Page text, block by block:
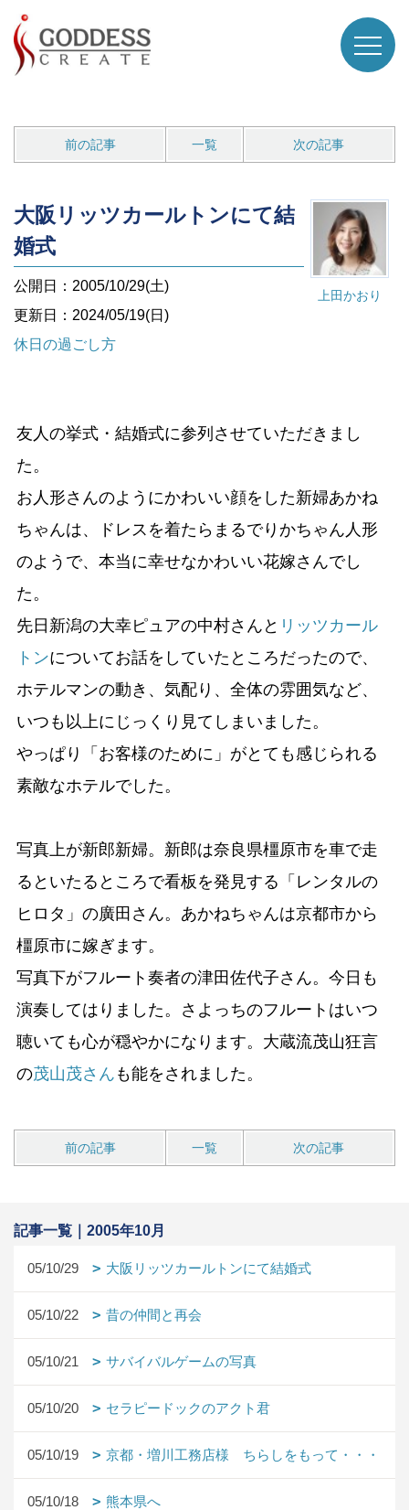
前の記事 一覧 次の記事
上田かおり
大阪リッツカールトンにて結
婚式
公開日：2005/10/29(土)
更新日：2024/05/19(日)
休日の過ごし方
友人の挙式・結婚式に参列させていただきまし
た。
お人形さんのようにかわいい顔をした新婦あかね
ちゃんは、ドレスを着たらまるでりかちゃん人形
のようで、本当に幸せなかわいい花嫁さんでし
た。
先日新潟の大幸ピュアの中村さんと リッツカール
トンについてお話をしていたところだったので、
ホテルマンの動き、気配り、全体の雰囲気など、
いつも以上にじっくり見てしまいました。
やっぱり「お客様のために」がとても感じられる
素敵なホテルでした。
写真上が新郎新婦。新郎は奈良県橿原市を車で走
るといたるところで看板を発見する「レンタルの
ヒロタ」の廣田さん。あかねちゃんは京都市から
橿原市に嫁ぎます。
写真下がフルート奏者の津田佐代子さん。今日も
演奏してはりました。さよっちのフルートはいつ
聴いても心が穏やかになります。大蔵流茂山狂言
の茂山茂さん も能をされました。
前の記事 一覧 次の記事
記事一覧｜2005年10月
05/10/29 大阪リッツカールトンにて結婚式
05/10/22 昔の仲間と再会
05/10/21 サバイバルゲームの写真
05/10/20 セラピードックのアクト君
05/10/19 京都・増川工務店様 ちらしをもって・・・
05/10/18 熊本県へ